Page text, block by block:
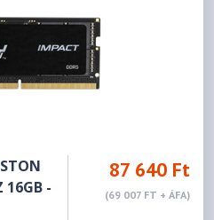
16GB -
87 640 Ft
(69 007 FT + ÁFA)